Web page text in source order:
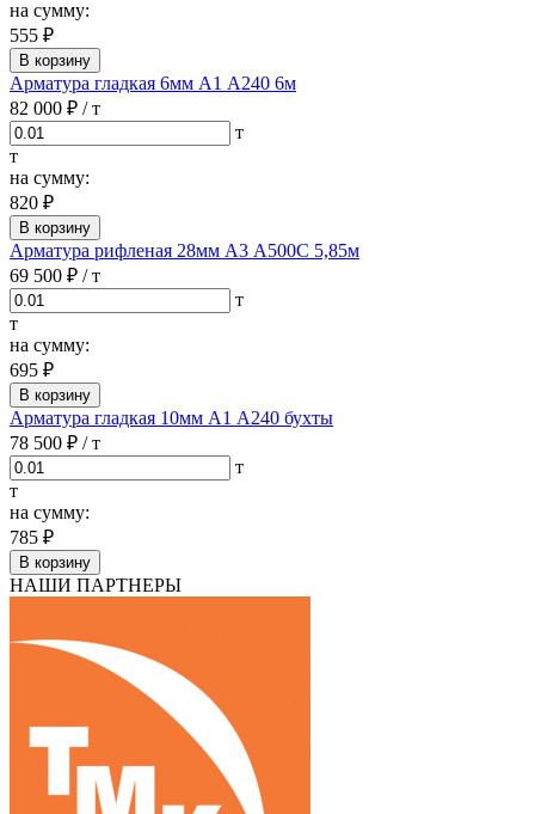
на сумму:
555 ₽
В корзину
Арматура гладкая 6мм А1 А240 6м
82 000 ₽ / т
т
т
на сумму:
820 ₽
В корзину
Арматура рифленая 28мм А3 А500С 5,85м
69 500 ₽ / т
т
т
на сумму:
695 ₽
В корзину
Арматура гладкая 10мм А1 А240 бухты
78 500 ₽ / т
т
т
на сумму:
785 ₽
В корзину
НАШИ ПАРТНЕРЫ